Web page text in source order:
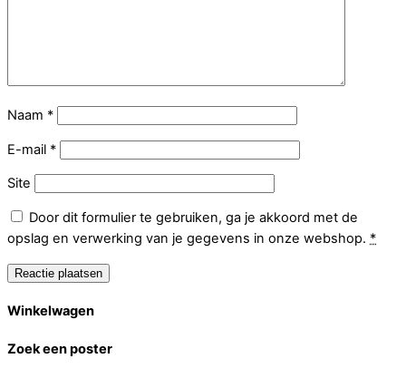
Naam *
E-mail *
Site
Door dit formulier te gebruiken, ga je akkoord met de
opslag en verwerking van je gegevens in onze webshop. *
Winkelwagen
Zoek een poster